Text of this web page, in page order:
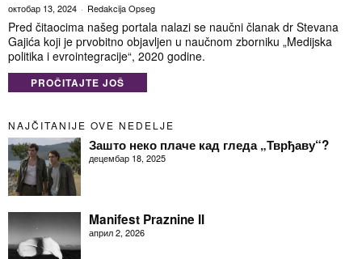
октобар 13, 2024 Redakcija Opseg
Pred čitaocima našeg portala nalazi se naučni članak dr Stevana
Gajića koji je prvobitno objavljen u naučnom zborniku „Medijska
politika i evrointegracije“, 2020 godine.
PROČITAJTE JOŠ
NAJČITANIJE OVE NEDELJE
Зашто неко плаче кад гледа „Тврђаву“?
децембар 18, 2025
Manifest Praznine II
април 2, 2026